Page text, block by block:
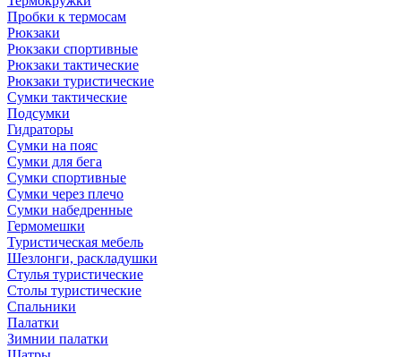
Пробки к термосам
Рюкзаки
Рюкзаки спортивные
Рюкзаки тактические
Рюкзаки туристические
Сумки тактические
Подсумки
Гидраторы
Сумки на пояс
Сумки для бега
Сумки спортивные
Сумки через плечо
Сумки набедренные
Гермомешки
Туристическая мебель
Шезлонги, раскладушки
Стулья туристические
Столы туристические
Спальники
Палатки
Зимнии палатки